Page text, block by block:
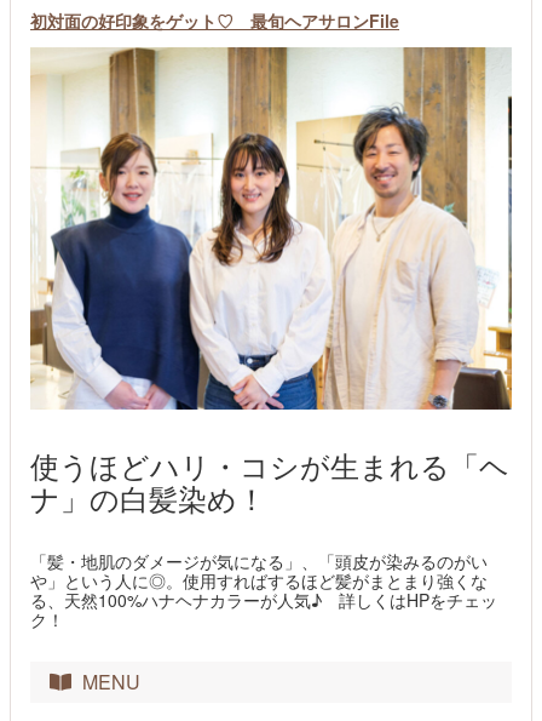
初対面の好印象をゲット♡ 最旬ヘアサロンFile
使うほどハリ・コシが生まれる「ヘ
ナ」の白髪染め！
「髪・地肌のダメージが気になる」、「頭皮が染みるのがい
や」という人に◎。使用すればするほど髪がまとまり強くな
る、天然100%ハナヘナカラーが人気♪ 詳しくはHPをチェッ
ク！
MENU